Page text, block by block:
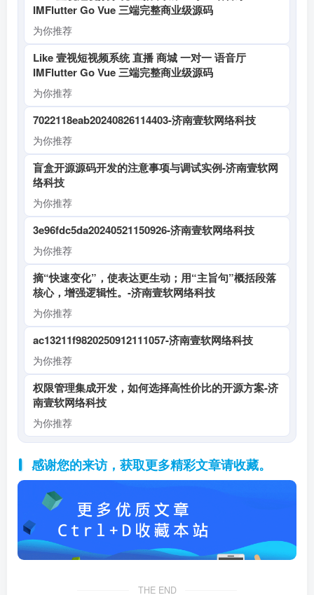
Like 壹视短视频系统 直播 商城 一对一 语音厅
IMFlutter Go Vue 三端完整商业级源码
为你推荐
Like 壹视短视频系统 直播 商城 一对一 语音厅
IMFlutter Go Vue 三端完整商业级源码
为你推荐
7022118eab20240826114403-济南壹软网络科技
为你推荐
盲盒开源源码开发的注意事项与调试实例-济南壹软网
络科技
为你推荐
3e96fdc5da20240521150926-济南壹软网络科技
为你推荐
摘“快速变化”，使表达更生动；用“主旨句”概括段落
核心，增强逻辑性。-济南壹软网络科技
为你推荐
ac13211f9820250912111057-济南壹软网络科技
为你推荐
权限管理集成开发，如何选择高性价比的开源方案-济
南壹软网络科技
为你推荐
感谢您的来访，获取更多精彩文章请收藏。